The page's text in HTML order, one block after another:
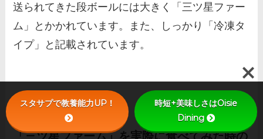
送られてきた段ボールには大きく「三ツ星ファー
ム」とかかれています。また、しっかり「冷凍タ
イプ」と記載されています。
「三ツ星ファーム」を実際に食べてみた時の
スタサプで教養能力UP！
時短+美味しさはOisie
Dining